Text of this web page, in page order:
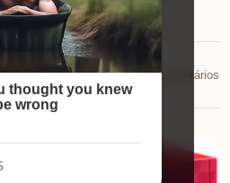
📅 21/10/2025💬 0 comentários